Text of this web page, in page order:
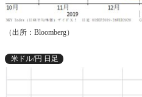
（出所：Bloomberg）
米ドル/円 日足